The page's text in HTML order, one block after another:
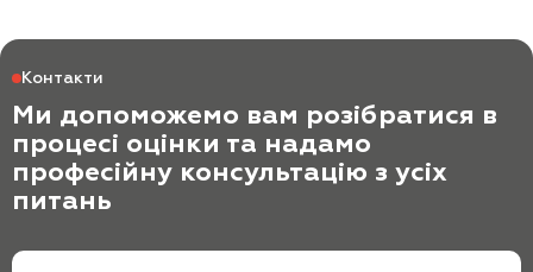
Контакти
Ми допоможемо вам розібратися в
процесі оцінки та надамо
професійну консультацію з усіх
питань